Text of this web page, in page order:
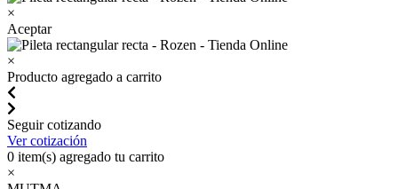
×
Aceptar
×
Producto agregado a carrito
Seguir cotizando
Ver cotización
0 item(s) agregado tu carrito
×